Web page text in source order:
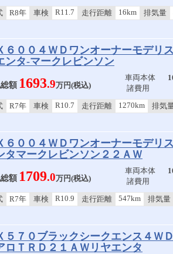
R8年 車検 R11.7 走行距離 16km 排気量
６００４ＷＤワンオーナーモデリ
ンタ-マークレビンソン
額 1693.9万円(税込)
車両本体
諸費用
R7年 車検 R10.7 走行距離 1270km 排気
６００４ＷＤワンオーナーモデリ
タマークレビンソン２２ＡＷ
額 1709.0万円(税込)
車両本体
諸費用
R7年 車検 R10.9 走行距離 547km 排気量
５７０ブラックシークエンス４Ｗ
ロＴＲＤ２１ＡＷリヤエンタ